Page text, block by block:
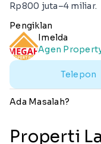
Rp800 juta–4 miliar.
Pengiklan
Imelda
Agen
Telepon
Ada Masalah?
Properti